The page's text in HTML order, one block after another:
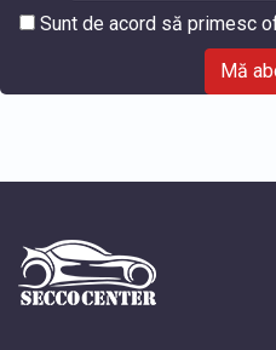
Sunt de acord să primesc
Mă